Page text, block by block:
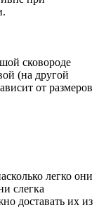
сковороде
(на другой
от размеров
легко они
слегка
доставать их из